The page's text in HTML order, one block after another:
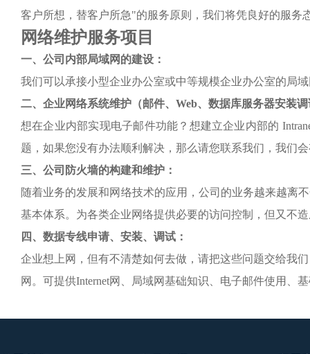
客户所想，替客户所急"的服务原则，我们将凭良好的服务
网络维护服务项目
一、公司内部局域网的建设：
我们可以承接小型企业办公室或中等规模企业办公室的局
二、企业网络系统维护（邮件、 Web、数据库服务器安装
想在企业内部实现电子邮件功能？想建立企业内部的
题，如果您没有办法顺利解决，那么请您联系我们，我们
三、公司防火墙的构建和维护：
随着业务的发展和网络技术的应用，公司的业务越来越离
基本体系。为各类企业网络提供必要的访问控制，但又不
四、数据专线申请、安装、调试：
企业想上网，但有不清楚如何去做，请把这些问题交给我
网。可提供Internet网、局域网基础知识、电子邮件使用、